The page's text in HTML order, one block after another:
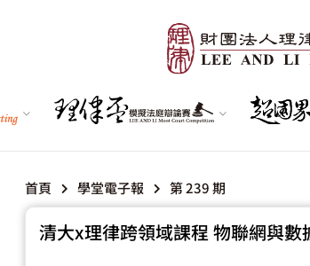
首頁 學堂電子報 第 239 期
清大x理律跨領域課程 物聯網與